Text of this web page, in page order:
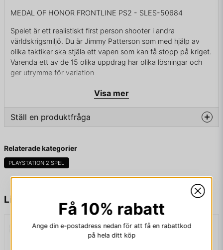
Liknande produkter
MEDAL OF HONOR FRONTLINE PS2 - SLES-50684
Spelet är ett realistiskt first person shooter i andra
världskrigsmiljö. Du är Jimmy Patterson som med hjälp av
olika taktiker ska stjäla ett vapen som kan få stopp på kriget.
Varenda ett av de 15 olika uppdrag har olika lösningar och
ger utrymme för variation
I BOX UTAN MANUAL
Visa mer
Ställ en produktfråga
Fråga oss något om denna produkten...
Relaterade kategorier
PLAYSTATION 2 SPEL
Få 10% rabatt
Ange din e-postadress nedan för att få en rabattkod
på hela ditt köp